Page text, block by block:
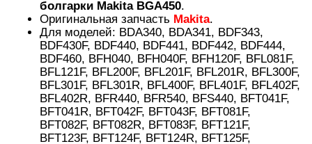
болгарки Makita BGA450.
Оригинальная запчасть Makita.
Для моделей: BDA340, BDA341, BDF343,
BDF430F, BDF440, BDF441, BDF442, BDF444,
BDF460, BFH040, BFH040F, BFH120F, BFL081F,
BFL121F, BFL200F, BFL201F, BFL201R, BFL300F,
BFL301F, BFL301R, BFL400F, BFL401F, BFL402F,
BFL402R, BFR440, BFR540, BFS440, BFT041F,
BFT041R, BFT042F, BFT043F, BFT081F,
BFT082F, BFT082R, BFT083F, BFT121F,
BFT123F, BFT124F, BFT124R, BFT125F,